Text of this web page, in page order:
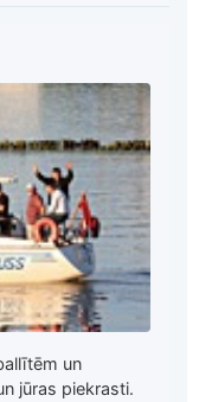
un
jūras piekrasti.